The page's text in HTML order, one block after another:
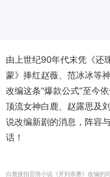
由上世纪90年代末凭《还
蒙》捧红赵薇、范冰冰等
改编这条“爆款公式”至今
顶流女神白鹿、赵露思及
说改编新剧的消息，阵容
话！
白鹿接拍言情小说《开到荼蘼》改编的